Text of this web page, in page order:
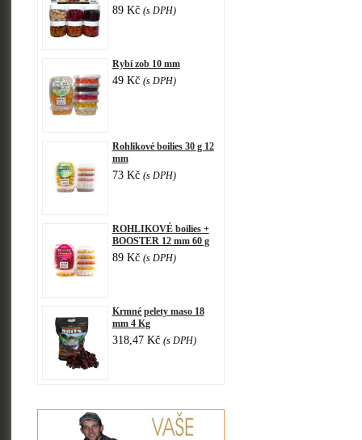
89 Kč (s DPH)
Rybí zob 10 mm
49 Kč (s DPH)
Rohlikové boilies 30 g 12
mm
73 Kč (s DPH)
ROHLIKOVÉ boilies +
BOOSTER 12 mm 60 g
89 Kč (s DPH)
Krmné pelety maso 18
mm 4 Kg
318,47 Kč (s DPH)